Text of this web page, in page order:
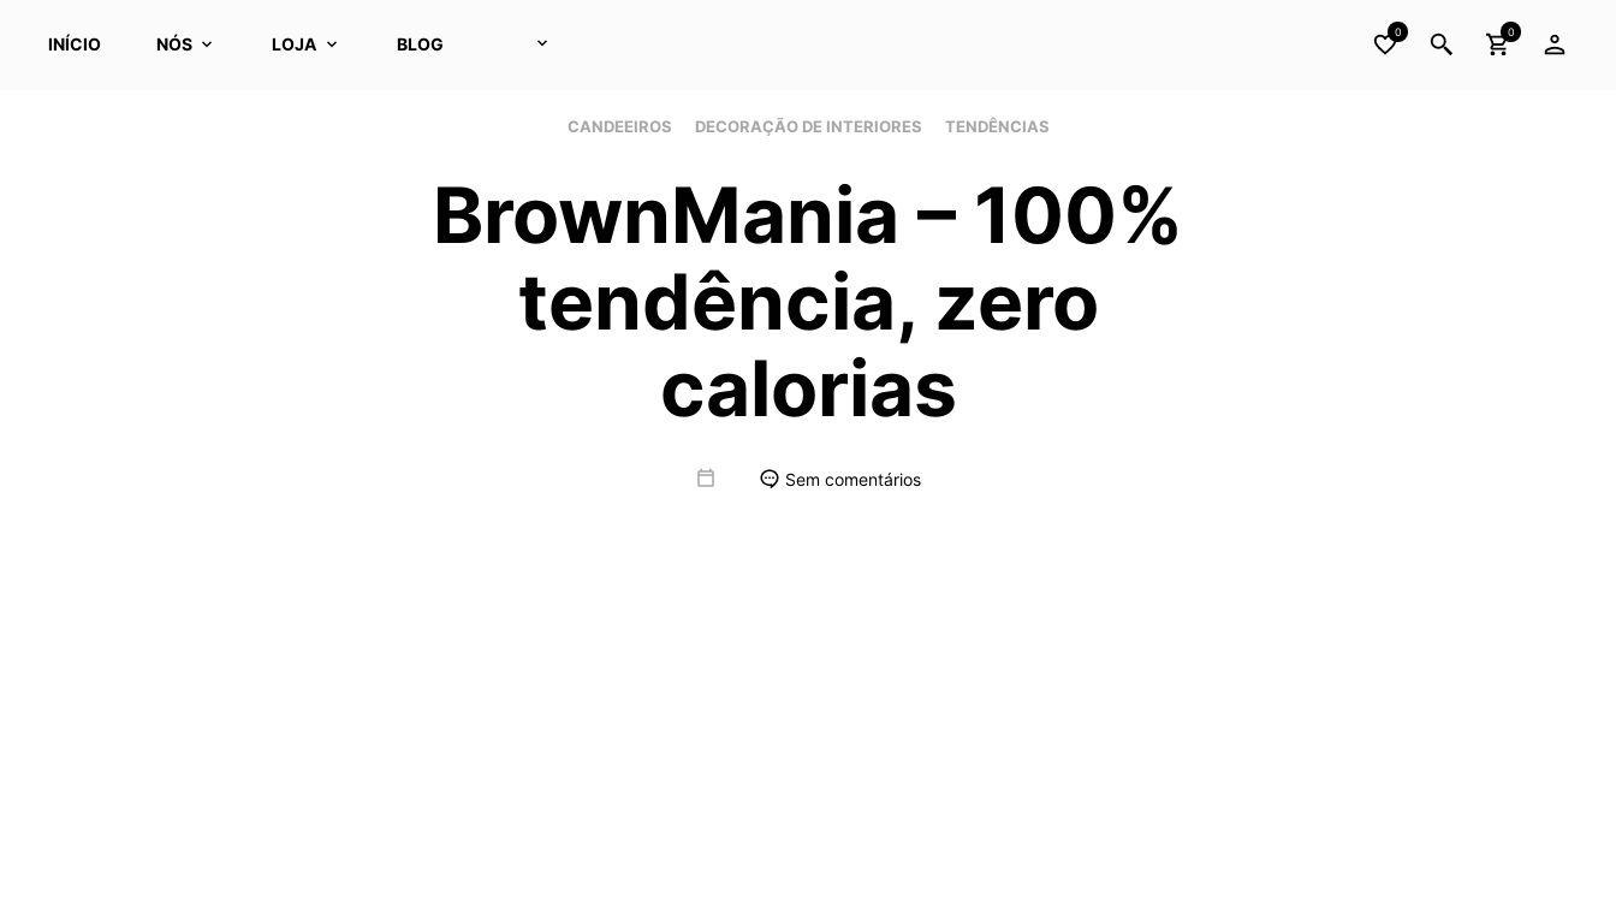
INÍCIO NÓS LOJA BLOG
0 0
CANDEEIROS DECORAÇÃO DE INTERIORES TENDÊNCIAS
BrownMania – 100%
tendência, zero
calorias
Sem comentários